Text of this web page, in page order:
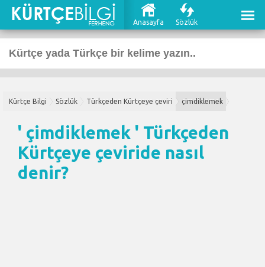
Anasayfa Sözlük
Kürtçe Bilgi Sözlük Türkçeden Kürtçeye çeviri çimdiklemek
' çimdiklemek ' Türkçeden
Kürtçeye çeviride nasıl
denir?